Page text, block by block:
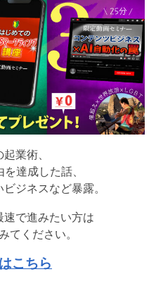
業術、
達成した話、
ジネスなど暴露。
で進みたい方は
てください。
こちら